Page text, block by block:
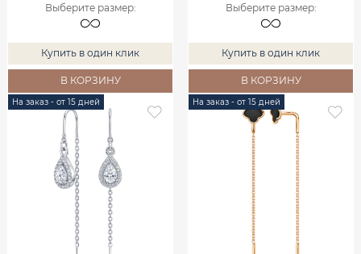
Выберите размер:
Купить в один клик
В КОРЗИНУ
Выберите размер:
Купить в один клик
В КОРЗИНУ
На заказ - от 15 дней На заказ - от 15 дней